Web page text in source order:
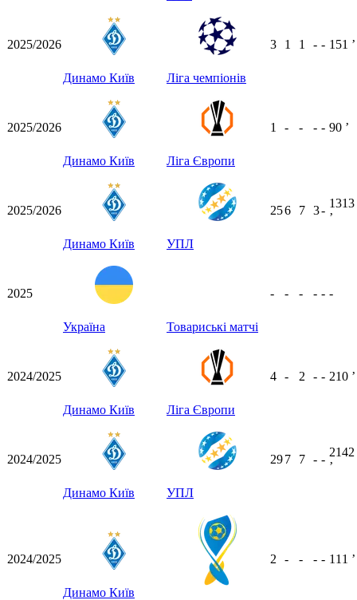
2025/2026
Динамо Київ Ліга чемпіонів
3 1 1 - - 151 ʼ
2025/2026
Динамо Київ Ліга Європи
1 - - - - 90 ʼ
2025/2026
Динамо Київ УПЛ
256 7 3-
1313
ʼ
2025
Україна Товариські матчі
- - - - - -
2024/2025
Динамо Київ Ліга Європи
4 - 2 - - 210 ʼ
2024/2025
Динамо Київ УПЛ
297 7 - -
2142
ʼ
2024/2025
Динамо Київ
2 - - - - 111 ʼ